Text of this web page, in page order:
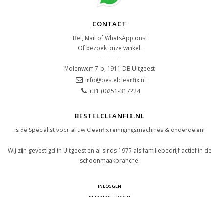
CONTACT
Bel, Mail of WhatsApp ons!
Of bezoek onze winkel.
----------
Molenwerf 7-b, 1911 DB Uitgeest
info@bestelcleanfix.nl
+31 (0)251-317224
BESTELCLEANFIX.NL
is de Specialist voor al uw Cleanfix reinigingsmachines & onderdelen!
Wij zijn gevestigd in Uitgeest en al sinds 1977 als familiebedrijf actief in de
schoonmaakbranche.
INLOGGEN